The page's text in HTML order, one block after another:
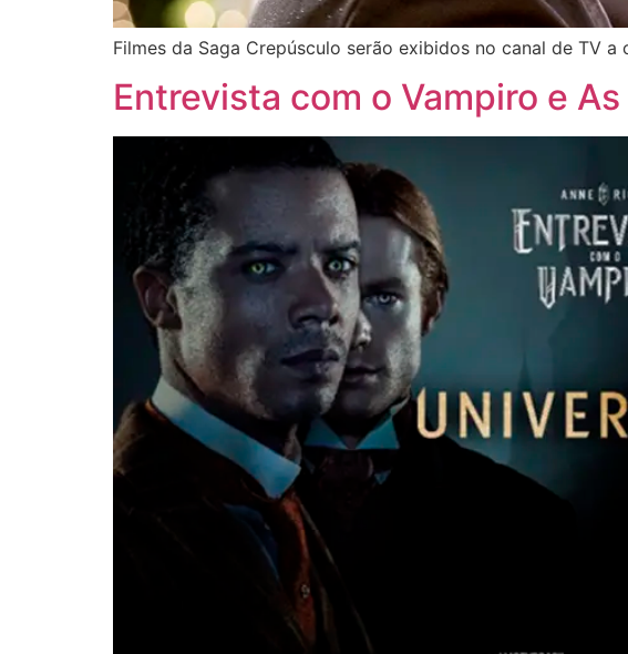
Filmes da Saga Crepúsculo serão exibidos no canal de TV
Entrevista com o Vampiro e